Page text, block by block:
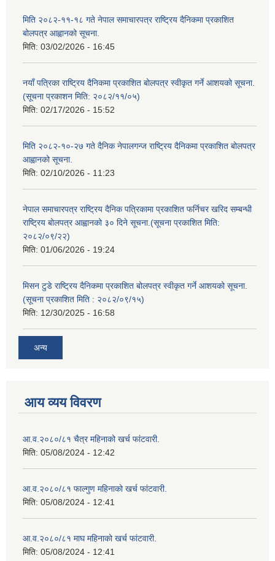
मिति २०८२-११-१८ गते नेपाल समाचारपत्र राष्ट्रिय दैनिकमा प्रकाशित
बोलपत्र आह्वानको सूचना.
मिति: 03/02/2026 - 16:45
नयाँ पत्रिका राष्ट्रिय दैनिकमा प्रकाशित बोलपत्र स्वीकृत गर्ने आशयको सूचना.
(सूचना प्रकाशन मिति: २०८२/११/०५)
मिति: 02/17/2026 - 15:52
मिति २०८२-१०-२७ गते दैनिक नेपालगन्ज राष्ट्रिय दैनिकमा प्रकाशित बोलपत्र
आह्वानको सूचना.
मिति: 02/10/2026 - 11:23
नेपाल समाचारपत्र राष्ट्रिय दैनिक पत्रिकामा प्रकाशित फर्निचर खरिद सम्बन्धी
राष्ट्रिय बोलपत्र आह्वानको ३० दिने सूचना.(सूचना प्रकाशित मिति:
२०८२/०९/२२)
मिति: 01/06/2026 - 19:24
मिसन टुडे राष्ट्रिय दैनिकमा प्रकाशित बोलपत्र स्वीकृत गर्ने आशयको सूचना.
(सूचना प्रकाशित मिति : २०८२/०९/१५)
मिति: 12/30/2025 - 16:58
अन्य
आय व्यय विवरण
आ.व.२०८०/८१ चैत्र महिनाको खर्च फांटवारी.
मिति: 05/08/2024 - 12:42
आ.व.२०८०/८१ फाल्गुण महिनाको खर्च फांटवारी.
मिति: 05/08/2024 - 12:41
आ.व.२०८०/८१ माघ महिनाको खर्च फांटवारी.
मिति: 05/08/2024 - 12:41